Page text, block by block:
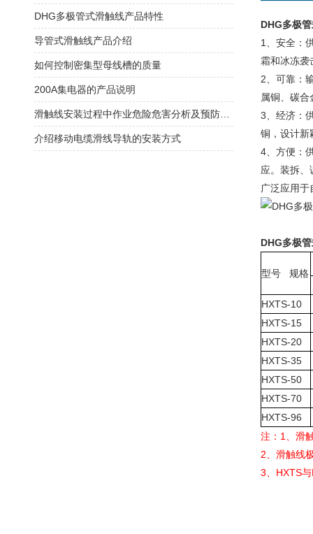
DHG多极
1、安全：
霜和冰冻袭
2、可靠：
属铜、碳
3、经济：
铜，设计新
4、方便：
应。装拆、
广泛应用
DHG多极
型号 规格
HXTS-10
HXTS-15
HXTS-20
HXTS-35
HXTS-50
HXTS-70
HXTS-96
注：1、滑
2、滑触线
3、HXTS
DHG多极管式滑触线产品特性
导管式滑触线产品介绍
如何控制密集型母线槽的质量
200A集电器的产品说明
介绍移动电缆滑线导轨的安装方式